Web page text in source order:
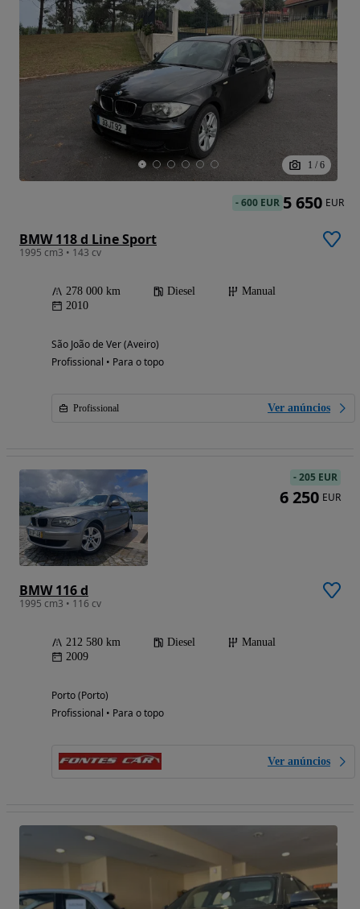
1 / 6
BMW 118 d Line Sport
1995 cm3 • 143 cv
278 000 km Diesel
Manual
2010
São João de Ver (Aveiro)
Profissional • Para o topo
Profissional Ver anúncios
-600 EUR 5 650 EUR
BMW 116 d
1995 cm3 • 116 cv
212 580 km Diesel
Manual
2009
Porto (Porto)
Profissional • Para o topo
Ver anúncios
-205 EUR
6 250 EUR